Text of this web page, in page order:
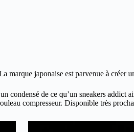
marque japonaise est parvenue à créer
condensé de ce qu’un sneakers addict
compresseur. Disponible très